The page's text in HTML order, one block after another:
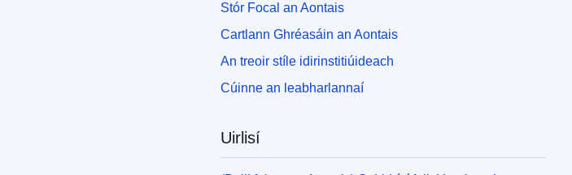
Stór Focal an Aontais
Cartlann Ghréasáin an Aontais
An treoir stíle idirinstitiúideach
Cúinne an leabharlannaí
Uirlisí